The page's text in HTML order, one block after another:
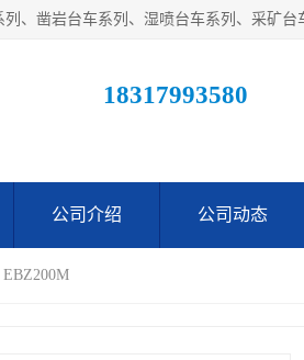
18317993580
公司介绍 公司动态